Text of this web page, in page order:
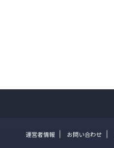
運営者情報 お問い合わせ